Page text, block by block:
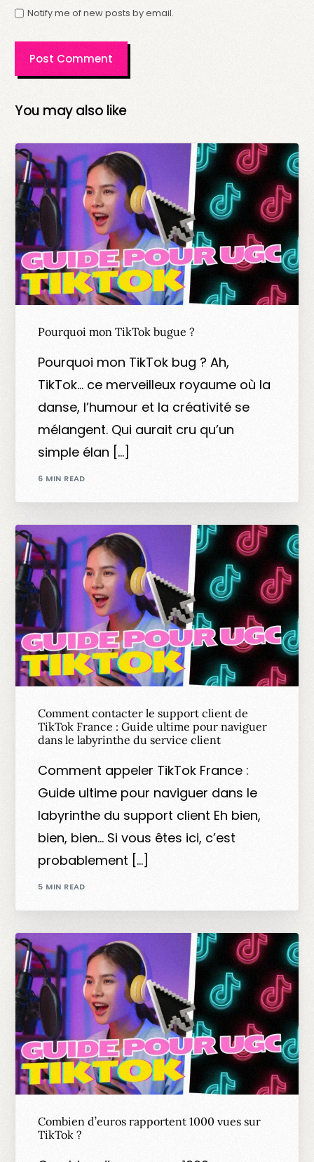
Notify me of new posts by email.
You may also like
Pourquoi mon TikTok bugue ?
Pourquoi mon TikTok bug ? Ah,
TikTok… ce merveilleux royaume où la
danse, l’humour et la créativité se
mélangent. Qui aurait cru qu’un
simple élan […]
6 MIN READ
Comment contacter le support client de
TikTok France : Guide ultime pour naviguer
dans le labyrinthe du service client
Comment appeler TikTok France :
Guide ultime pour naviguer dans le
labyrinthe du support client Eh bien,
bien, bien… Si vous êtes ici, c’est
probablement […]
5 MIN READ
Combien d’euros rapportent 1000 vues sur
TikTok ?